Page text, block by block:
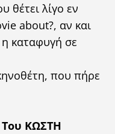
θέτει λίγο εν
about?, αν και
η καταφυγή σε
που πήρε
ΚΩΣΤΗ